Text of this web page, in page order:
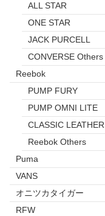
ALL STAR
ONE STAR
JACK PURCELL
CONVERSE Others
Reebok
PUMP FURY
PUMP OMNI LITE
CLASSIC LEATHER
Reebok Others
Puma
VANS
オニツカタイガー
RFW